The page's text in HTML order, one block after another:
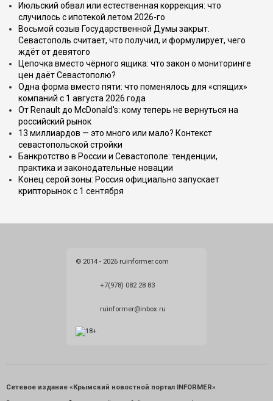
Июльский обвал или естественная коррекция: что
случилось с ипотекой летом 2026-го
Восьмой созыв Государственной Думы закрыт.
Севастополь считает, что получил, и формулирует, чего
ждёт от девятого
Цепочка вместо чёрного ящика: что закон о мониторинге
цен даёт Севастополю?
Одна форма вместо пяти: что поменялось для «спящих»
компаний с 1 августа 2026 года
От Renault до McDonald's: кому теперь не вернуться на
российский рынок
13 миллиардов — это много или мало? Контекст
севастопольской стройки
Банкротство в России и Севастополе: тенденции,
практика и законодательные новации
Конец серой зоны: Россия официально запускает
крипторынок с 1 сентября
© 2014 - 2026 ruinformer.com
+7(978) 082 28 83
ruinformer@inbox.ru
Сетевое издание «Крымский новостной портал INFORMER»